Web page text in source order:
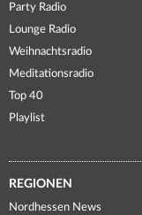
Party Radio
Lounge Radio
Weihnachtsradio
Meditationsradio
Top 40
Playlist
REGIONEN
Nordhessen News